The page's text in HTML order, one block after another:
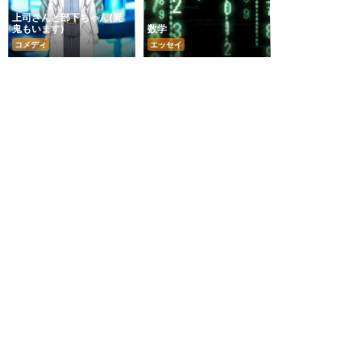
上司さんと部下ちゃん(屍
鬼もいます)
コメディ
数学
エッセイ